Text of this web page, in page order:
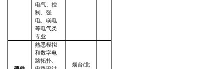
电气、控
制、强
电、弱电
等电气类
专业
熟悉模拟
和数字电
路拓扑、
烟台/北